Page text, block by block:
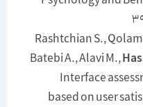
: Rashtchian S.,
Batebi A., Alavi
Interface
based on